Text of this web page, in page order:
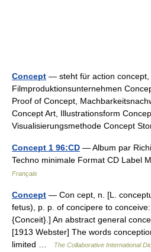
Concept — steht für action concept,
Filmproduktionsunternehmen
Proof of Concept,
Concept Art, Illustrationsform
Visualisierungsmethode Concept
Concept 1 96:CD — Album par
Techno minimale Format CD Label
Français
Concept — Con cept, n. [L.
fetus), p. p. of concipere to
{Conceit}.] An abstract general
[1913 Webster] The words
limited …
The Collaborative International